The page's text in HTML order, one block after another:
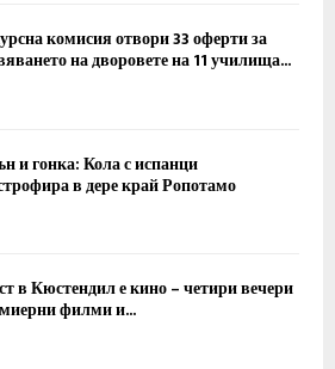
комисия отвори 33 оферти за
на дворовете на 11 училища...
и гонка: Кола с испанци
в дере край Ропотамо
в Кюстендил е кино – четири вечери
филми и...